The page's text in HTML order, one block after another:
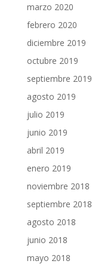
marzo 2020
febrero 2020
diciembre 2019
octubre 2019
septiembre 2019
agosto 2019
julio 2019
junio 2019
abril 2019
enero 2019
noviembre 2018
septiembre 2018
agosto 2018
junio 2018
mayo 2018